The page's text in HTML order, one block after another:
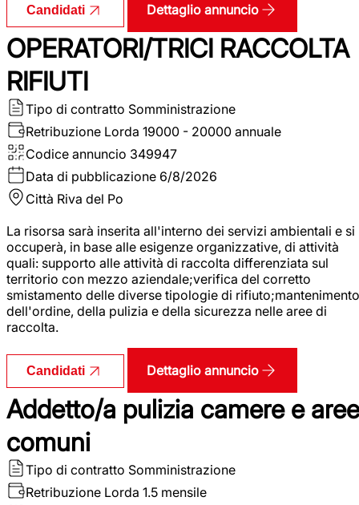
Candidati Dettaglio annuncio
OPERATORI/TRICI RACCOLTA
RIFIUTI
Tipo di contratto Somministrazione
Retribuzione Lorda 19000 - 20000 annuale
Codice annuncio 349947
Data di pubblicazione 6/8/2026
Città Riva del Po
La risorsa sarà inserita all'interno dei servizi ambientali e si
occuperà, in base alle esigenze organizzative, di attività
quali: supporto alle attività di raccolta differenziata sul
territorio con mezzo aziendale;verifica del corretto
smistamento delle diverse tipologie di rifiuto;mantenimento
dell'ordine, della pulizia e della sicurezza nelle aree di
raccolta.
Candidati Dettaglio annuncio
Addetto/a pulizia camere e aree
comuni
Tipo di contratto Somministrazione
Retribuzione Lorda 1.5 mensile